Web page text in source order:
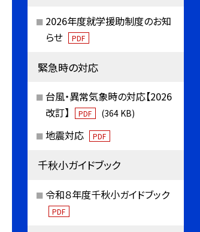
2026年度就学援助制度のお知
らせ
PDF
緊急時の対応
台風・異常気象時の対応【2026
改訂】
PDF (364 KB)
地震対応 PDF
千秋小ガイドブック
令和８年度千秋小ガイドブック
PDF